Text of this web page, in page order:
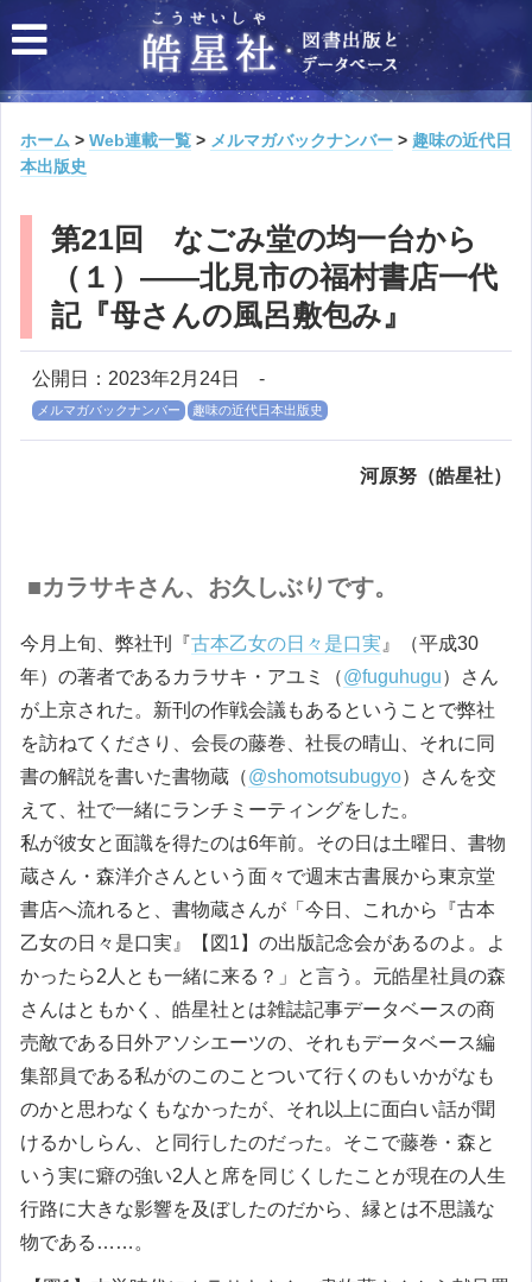
ホーム > Web連載一覧 > メルマガバックナンバー > 趣味の近代日
本出版史
第21回 なごみ堂の均一台から
（１）――北見市の福村書店一代
記『母さんの風呂敷包み』
公開日：2023年2月24日 -
メルマガバックナンバー 趣味の近代日本出版史
河原努（皓星社）
■カラサキさん、お久しぶりです。
今月上旬、弊社刊『古本乙女の日々是口実 』（平成30
年）の著者であるカラサキ・アユミ（@fuguhugu）さん
が上京された。新刊の作戦会議もあるということで弊社
を訪ねてくださり、会長の藤巻、社長の晴山、それに同
書の解説を書いた書物蔵（@shomotsubugyo）さんを交
えて、社で一緒にランチミーティングをした。
私が彼女と面識を得たのは6年前。その日は土曜日、書物
蔵さん・森洋介さんという面々で週末古書展から東京堂
書店へ流れると、書物蔵さんが「今日、これから『古本
乙女の日々是口実』【図1】の出版記念会があるのよ。よ
かったら2人とも一緒に来る？」と言う。元皓星社員の森
さんはともかく、皓星社とは雑誌記事データベースの商
売敵である日外アソシエーツの、それもデータベース編
集部員である私がのこのことついて行くのもいかがなも
のかと思わなくもなかったが、それ以上に面白い話が聞
けるかしらん、と同行したのだった。そこで藤巻・森と
いう実に癖の強い2人と席を同じくしたことが現在の人生
行路に大きな影響を及ぼしたのだから、縁とは不思議な
物である……。